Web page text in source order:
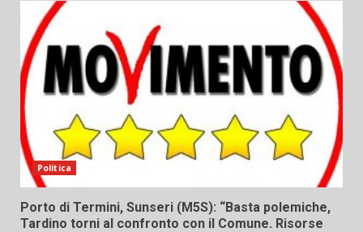
Politica
Porto di Termini, Sunseri (M5S): “Basta polemiche,
Tardino torni al confronto con il Comune. Risorse